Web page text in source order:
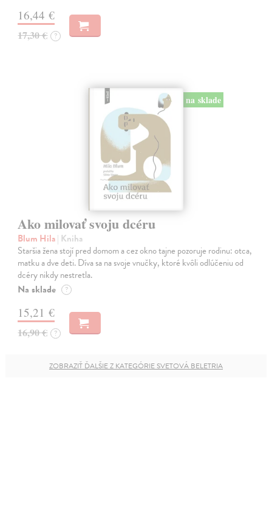
16,44 €
17,30 € ?
na sklade
Ako milovať svoju dcéru
Blum Hila| Kniha
Staršia žena stojí pred domom a cez okno tajne pozoruje rodinu: otca,
matku a dve deti. Díva sa na svoje vnučky, ktoré kvôli odlúčeniu od
dcéry nikdy nestretla.
Na sklade ?
15,21 €
16,90 € ?
ZOBRAZIŤ ĎALŠIE Z KATEGÓRIE SVETOVÁ BELETRIA